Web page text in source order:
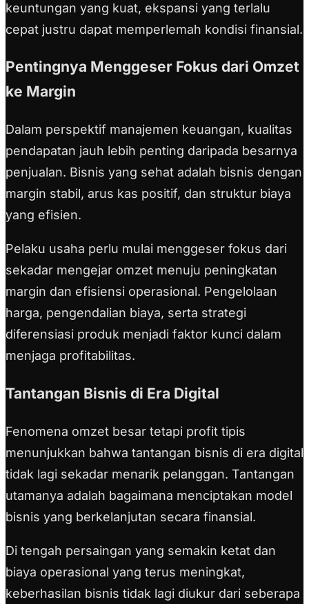
keuntungan yang kuat, ekspansi yang terlalu
cepat justru dapat memperlemah kondisi finansial.
Pentingnya Menggeser Fokus dari Omzet
ke Margin
Dalam perspektif manajemen keuangan, kualitas
pendapatan jauh lebih penting daripada besarnya
penjualan. Bisnis yang sehat adalah bisnis dengan
margin stabil, arus kas positif, dan struktur biaya
yang efisien.
Pelaku usaha perlu mulai menggeser fokus dari
sekadar mengejar omzet menuju peningkatan
margin dan efisiensi operasional. Pengelolaan
harga, pengendalian biaya, serta strategi
diferensiasi produk menjadi faktor kunci dalam
menjaga profitabilitas.
Tantangan Bisnis di Era Digital
Fenomena omzet besar tetapi profit tipis
menunjukkan bahwa tantangan bisnis di era digital
tidak lagi sekadar menarik pelanggan. Tantangan
utamanya adalah bagaimana menciptakan model
bisnis yang berkelanjutan secara finansial.
Di tengah persaingan yang semakin ketat dan
biaya operasional yang terus meningkat,
keberhasilan bisnis tidak lagi diukur dari seberapa